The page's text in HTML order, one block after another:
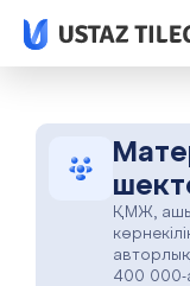
ҚМЖ,
400 000-